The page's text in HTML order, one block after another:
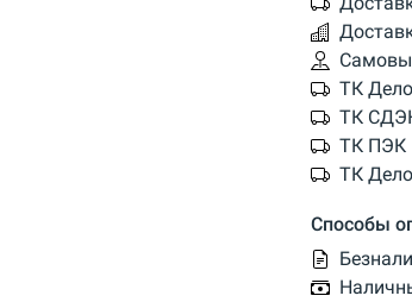
ТК
ТК
ТК ПЭК
ТК
Способы